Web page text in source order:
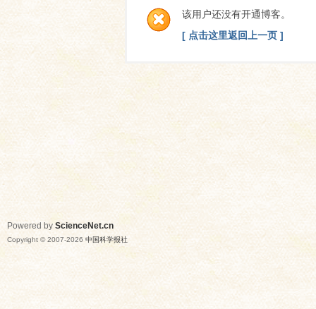
该用户还没有开通博客。
[ 点击这里返回上一页 ]
Powered by ScienceNet.cn
Copyright © 2007-2026 中国科学报社